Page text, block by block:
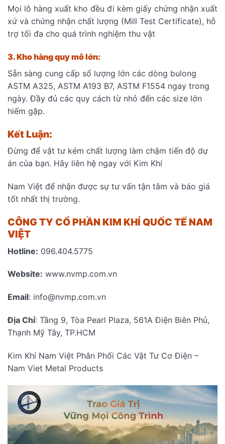
Mọi lô hàng xuất kho đều đi kèm giấy chứng nhận xuất
xứ và chứng nhận chất lượng (Mill Test Certificate), hỗ
trợ tối đa cho quá trình nghiệm thu vật
3. Kho hàng quy mô lớn:
Sẵn sàng cung cấp số lượng lớn các dòng bulong
ASTM A325, ASTM A193 B7, ASTM F1554 ngay trong
ngày. Đầy đủ các quy cách từ nhỏ đến các size lớn
hiếm gặp.
Kết Luận:
Đừng để vật tư kém chất lượng làm chậm tiến độ dự
án của bạn. Hãy liên hệ ngay với Kim Khí
Nam Việt để nhận được sự tư vấn tận tâm và báo giá
tốt nhất thị trường.
CÔNG TY CỔ PHẦN KIM KHÍ QUỐC TẾ NAM
VIỆT
Hotline: 096.404.5775
Website: www.nvmp.com.vn
Email: info@nvmp.com.vn
Địa Chỉ: Tầng 9, Tòa Pearl Plaza, 561A Điện Biên Phủ,
Thạnh Mỹ Tây, TP.HCM
Kim Khí Nam Việt Phân Phối Các Vật Tư Cơ Điện –
Nam Viet Metal Products